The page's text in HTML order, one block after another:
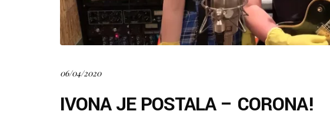
06/04/2020
IVONA JE POSTALA – CORONA!